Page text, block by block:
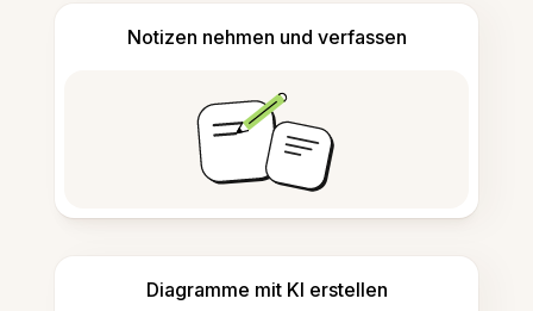
Notizen nehmen und verfassen
Diagramme mit KI erstellen